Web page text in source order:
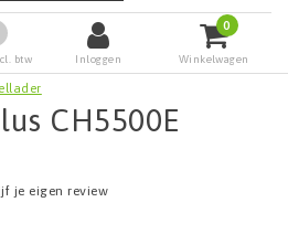
btw Inloggen
0
Winkelwagen
CH5500E
je eigen review